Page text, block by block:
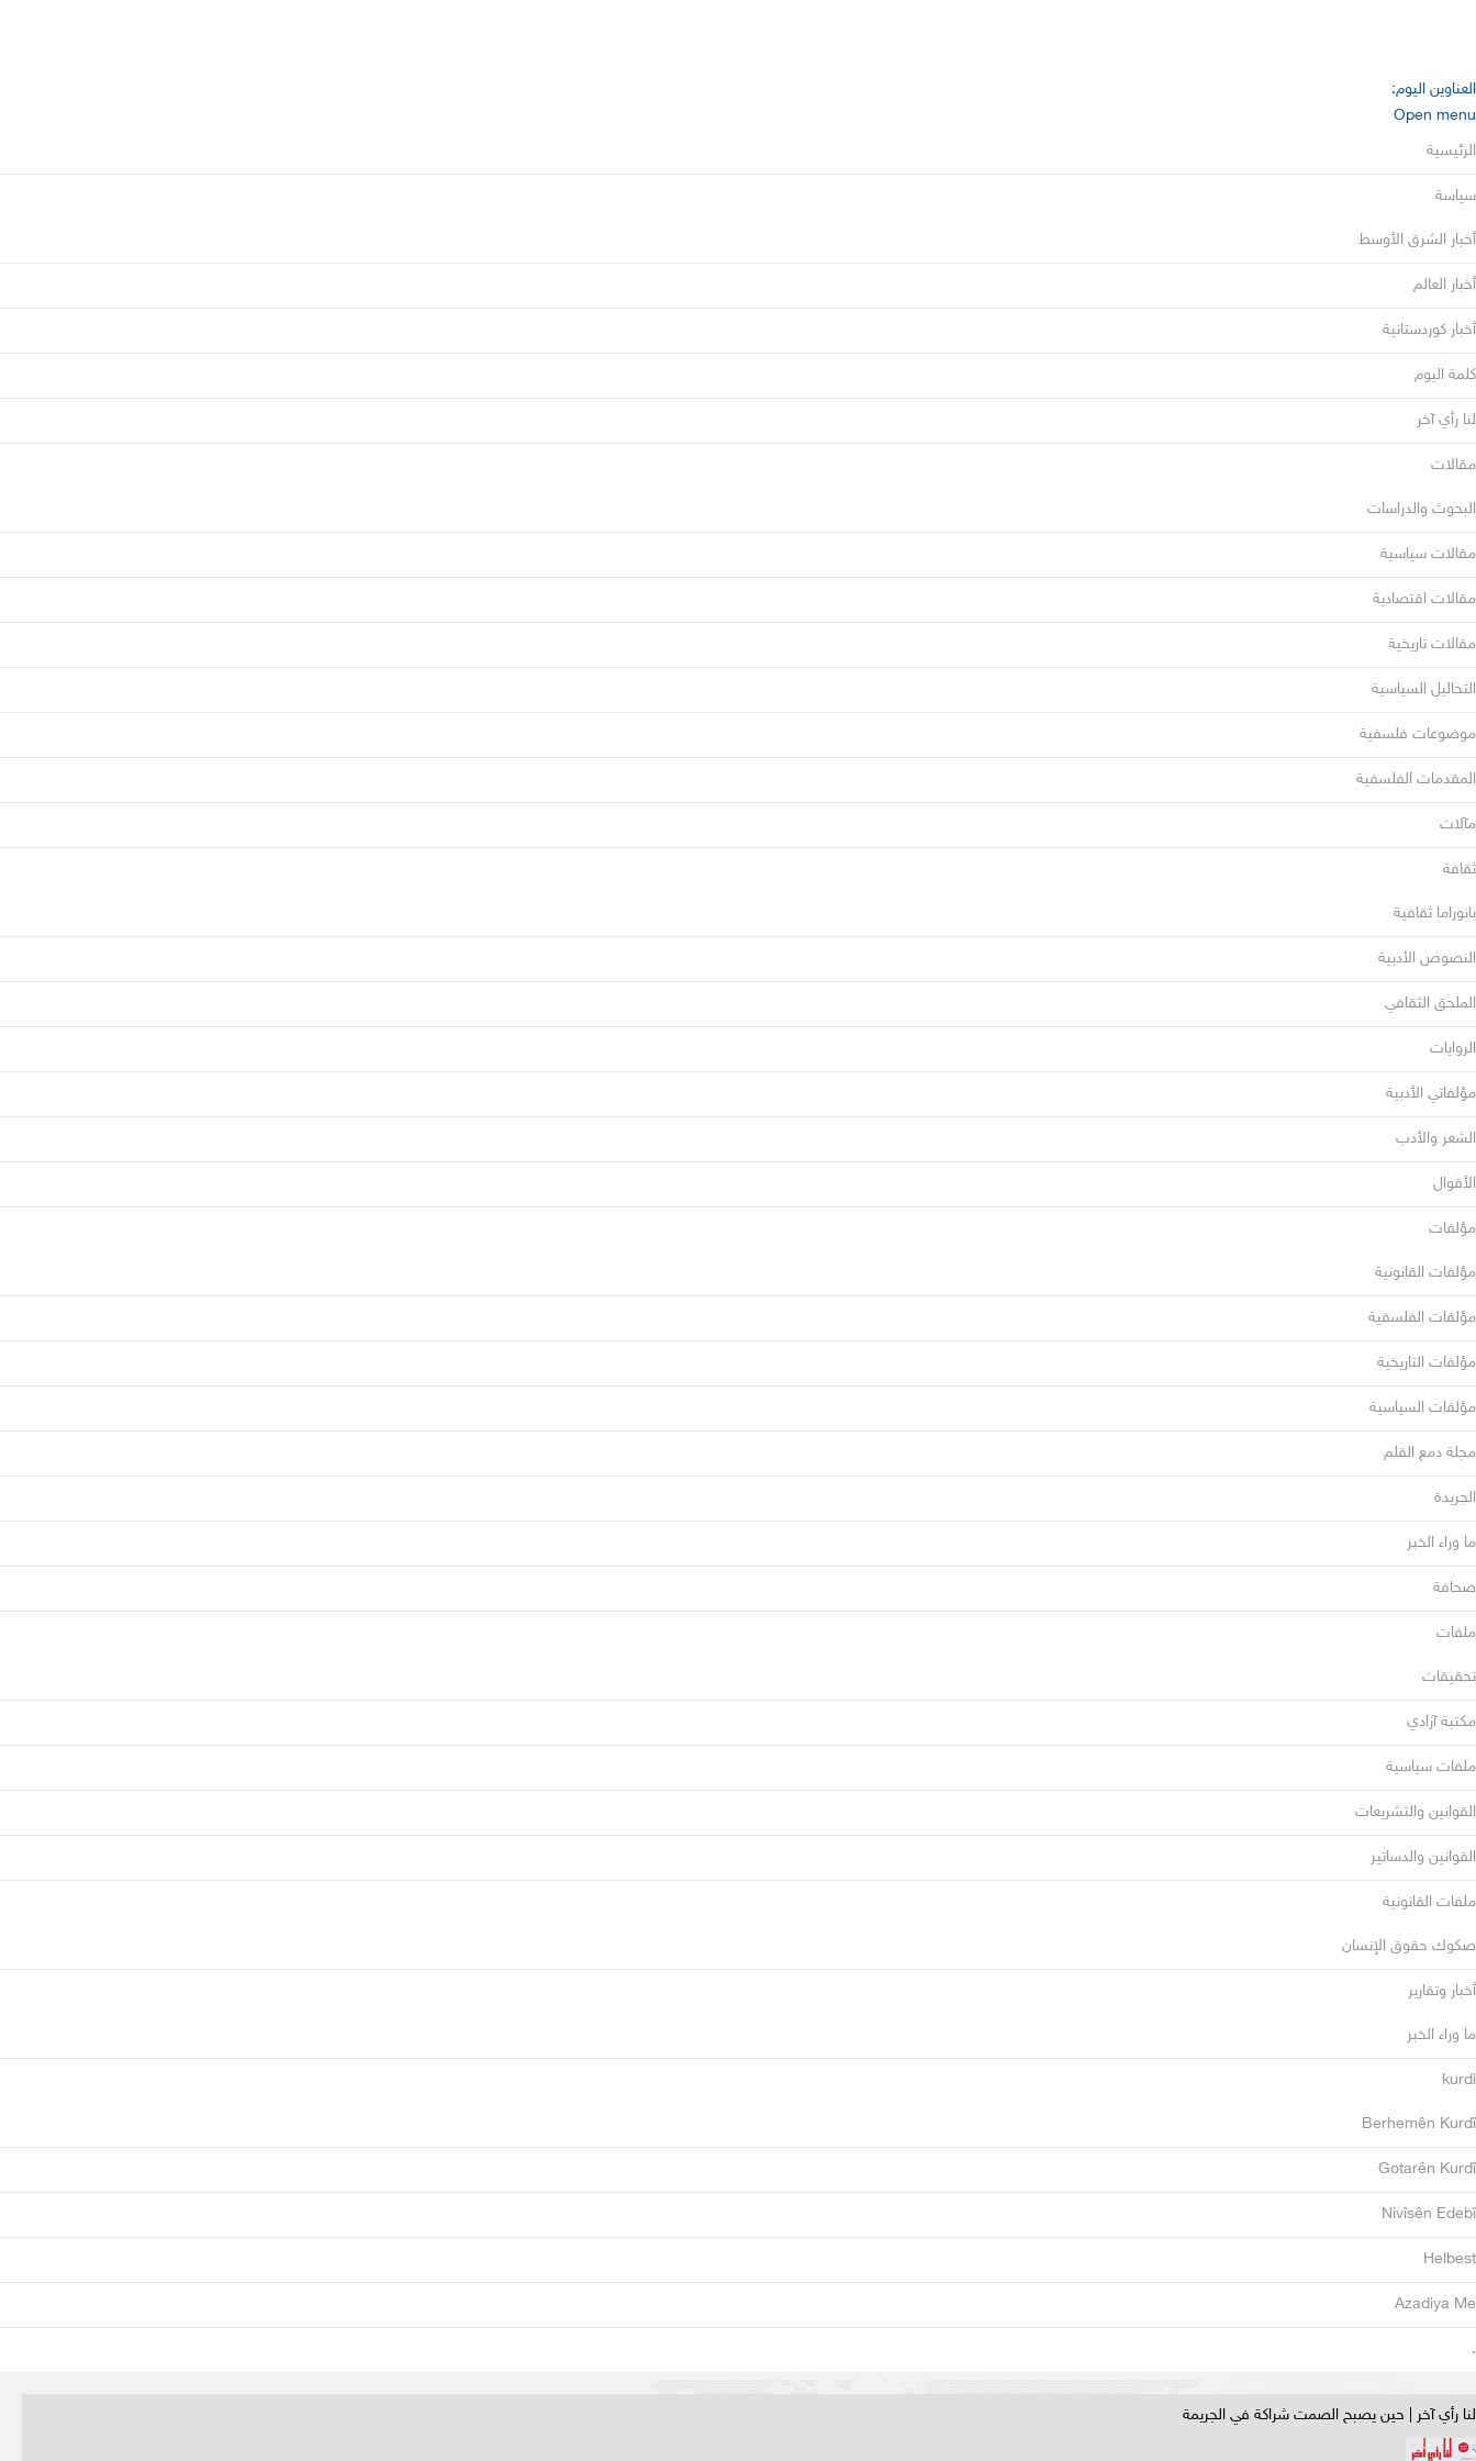
العناوين اليوم:
Open menu
الرئيسية
سياسة
أخبار الشرق الأوسط
أخبار العالم
أخبار كوردستانية
كلمة اليوم
لنا رأي آخر
مقالات
البحوث والدراسات
مقالات سياسية
مقالات اقتصادية
مقالات تاريخية
التحاليل السياسية
موضوعات فلسفية
المقدمات الفلسفية
مآلات
ثقافة
بانوراما ثقافية
النصوص الأدبية
الملحق الثقافي
الروايات
مؤلفاتي الأدبية
الشعر والأدب
الأقوال
مؤلفات
مؤلفات القانونية
مؤلفات الفلسفية
مؤلفات التاريخية
مؤلفات السياسية
مجلة دمع القلم
الجريدة
ما وراء الخبر
صحافة
ملفات
تحقيقات
مكتبة آزادي
ملفات سياسية
القوانين والتشريعات
القوانين والدساتير
ملفات القانونية
صكوك حقوق الإنسان
أخبار وتقارير
ما وراء الخبر
kurdi
Berhemên Kurdî
Gotarên Kurdî
Nivîsên Edebî
Helbest
Azadiya Me
.
لنا رأي آخر | حين يصبح الصمت شراكة في الجريمة